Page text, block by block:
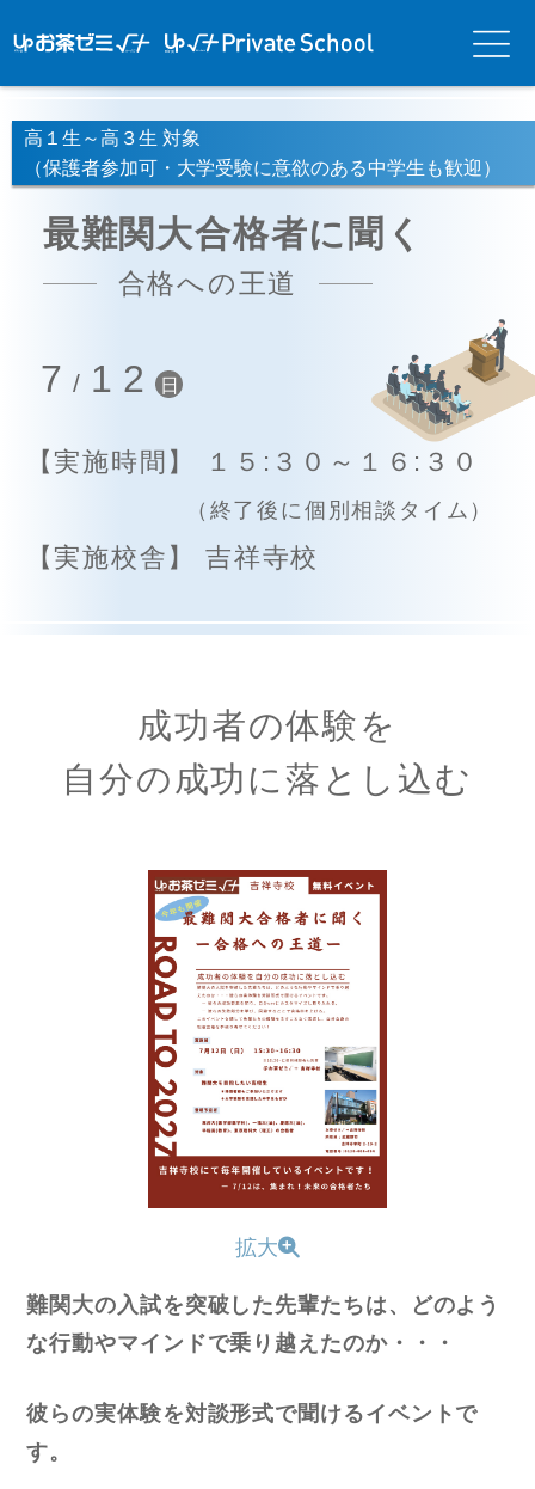
ミ√＋（ルー
（ルータス）PS
メニ
ュー
高１生～高３生 対象
（保護者参加可・大学受験に意欲のある中学生も歓迎）
最難関大合格者に聞く
合格への王道
7 / 12 日
【実施時間】 １５:３０～１６:３０
（終了後に個別相談タイム）
【実施校舎】 吉祥寺校
成功者の体験を
自分の成功に落とし込む
拡大
難関大の入試を突破した先輩たちは、どのよう
な行動やマインドで乗り越えたのか・・・
彼らの実体験を対談形式で聞けるイベントで
す。